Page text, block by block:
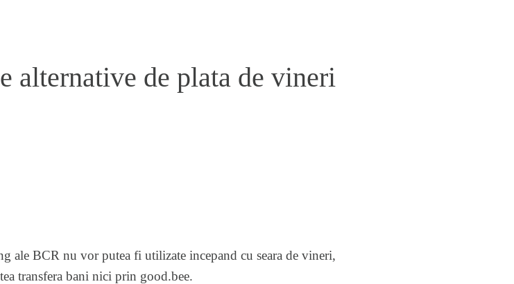
alternative de plata de vineri
ale BCR nu vor putea fi utilizate incepand cu seara de vineri,
transfera bani nici prin good.bee.